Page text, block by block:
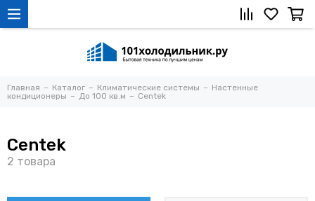
Главная Каталог Климатические системы
Настенные
кондиционеры
До 100 кв.м Centek
Centek